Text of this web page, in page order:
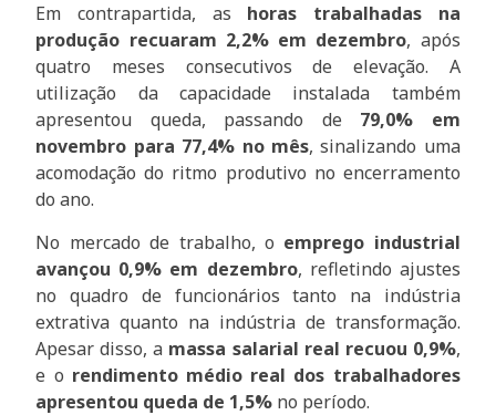
Em contrapartida, as horas trabalhadas na
produção recuaram 2,2% em dezembro, após
quatro meses consecutivos de elevação. A
utilização da capacidade instalada também
apresentou queda, passando de 79,0% em
novembro para 77,4% no mês, sinalizando uma
acomodação do ritmo produtivo no encerramento
do ano.
No mercado de trabalho, o emprego industrial
avançou 0,9% em dezembro, refletindo ajustes
no quadro de funcionários tanto na indústria
extrativa quanto na indústria de transformação.
Apesar disso, a massa salarial real recuou 0,9%,
e o rendimento médio real dos trabalhadores
apresentou queda de 1,5% no período.